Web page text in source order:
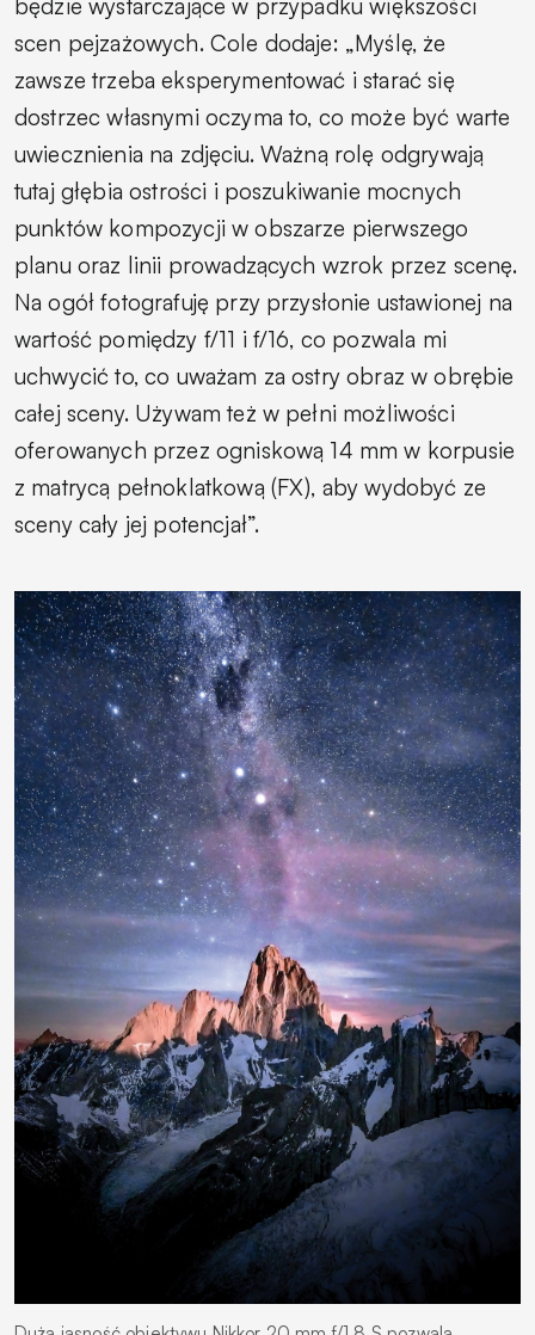
scen pejzażowych. Cole ­dodaje: „Myślę, że
zawsze trzeba eksperymentować i starać się
dostrzec własnymi oczyma to, co może być warte
uwiecznienia na zdjęciu. Ważną rolę odgrywają
tutaj głębia ostrości i poszukiwanie mocnych
punktów kompozycji w obszarze pierwszego
planu oraz linii prowadzących wzrok przez scenę.
Na ogół fotografuję przy przysłonie ustawionej na
wartość pomiędzy f/11 i f/16, co pozwala mi
uchwycić to, co uważam za ostry obraz w obrębie
całej sceny. Używam też w pełni możliwości
oferowanych przez ogniskową 14 mm w korpusie
z matrycą pełnoklatkową (FX), aby wydobyć ze
sceny cały jej potencjał”.